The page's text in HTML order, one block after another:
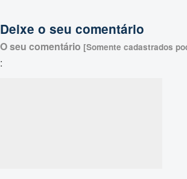
Deixe o seu comentário
O seu comentário [Somente cadastrados
: